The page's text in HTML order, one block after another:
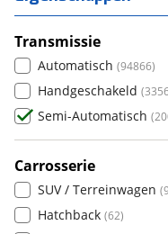
Austin (0)
Auto Union
Benimar (0)
Bentley (0)
BMW (3)
Bold (0)
BYD (0)
Cadillac (0)
Casalini ( 0)
Transmissie
Automatisch (94866)
Handgeschakeld (
Semi-Automatisch (
Carrosserie
SUV / Terreinwagen (
Hatchback (62)